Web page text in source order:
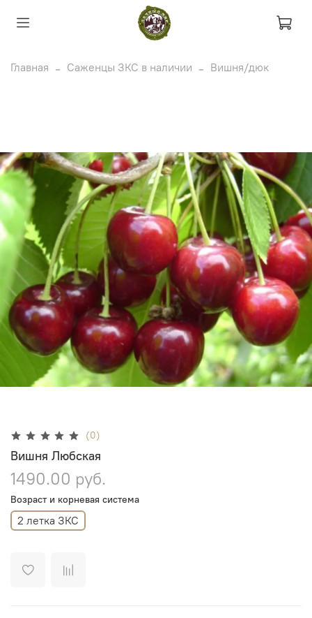
Главная Саженцы ЗКС в наличии Вишня/дюк
(0)
Вишня Любская
1490.00 руб.
Возраст и корневая система
2 летка ЗКС